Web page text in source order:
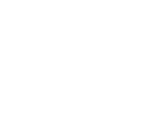
以前に Confluence に対して
アップしている場合は、操作不
プリ監視指標は、既存のアプリ
アプリ指標には、アプリの表示